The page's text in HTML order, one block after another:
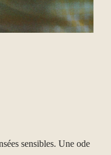
sensibles. Une ode